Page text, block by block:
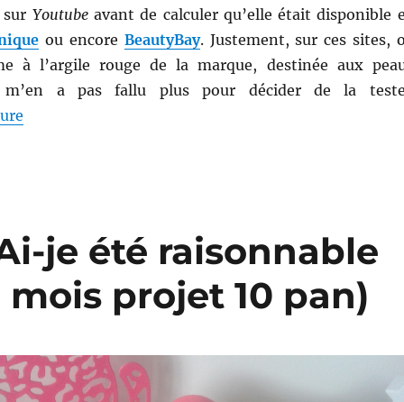
sur Youtubeavant de calculer qu’elle était disponible
ou encore BeautyBay. Justement, sur ces sites,
à l’argile rouge de la marque, destinée aux
a pas fallu plus pour décider de la
de « Nettoyant # 43 : Nettoyant en profondeur –
je été raisonnable
projet 10 pan)